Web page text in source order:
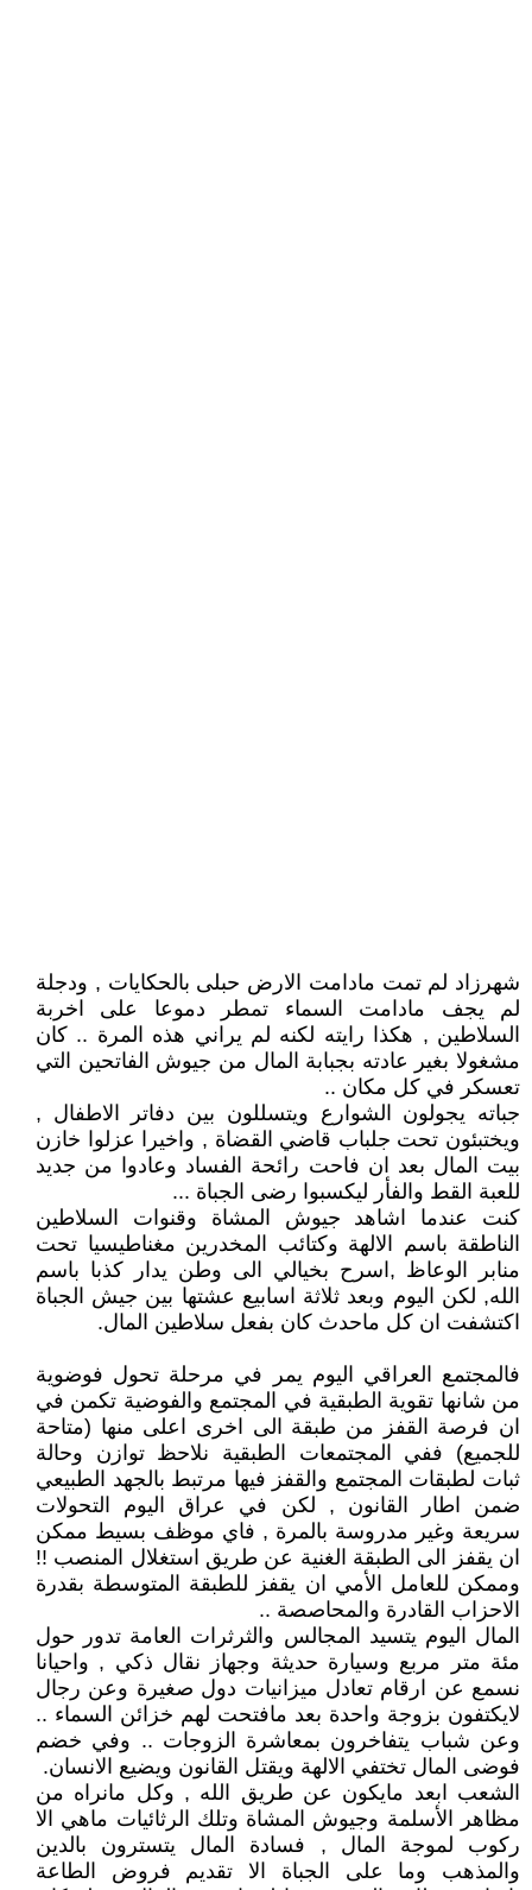
شهرزاد لم تمت مادامت الارض حبلى بالحكايات , ودجلة
لم يجف مادامت السماء تمطر دموعا على اخربة
السلاطين , هكذا رايته لكنه لم يراني هذه المرة .. كان
مشغولا بغير عادته بجبابة المال من جيوش الفاتحين التي
تعسكر في كل مكان ..
جباته يجولون الشوارع ويتسللون بين دفاتر الاطفال ,
ويختبئون تحت جلباب قاضي القضاة , واخيرا عزلوا خازن
بيت المال بعد ان فاحت رائحة الفساد وعادوا من جديد
للعبة القط والفأر ليكسبوا رضى الجباة ...
كنت عندما اشاهد جيوش المشاة وقنوات السلاطين
الناطقة باسم الالهة وكتائب المخدرين مغناطيسيا تحت
منابر الوعاظ ,اسرح بخيالي الى وطن يدار كذبا باسم
الله, لكن اليوم وبعد ثلاثة اسابيع عشتها بين جيش الجباة
اكتشفت ان كل ماحدث كان بفعل سلاطين المال.
فالمجتمع العراقي اليوم يمر في مرحلة تحول فوضوية
من شانها تقوية الطبقية في المجتمع والفوضية تكمن في
ان فرصة القفز من طبقة الى اخرى اعلى منها (متاحة
للجميع) ففي المجتمعات الطبقية نلاحظ توازن وحالة
ثبات لطبقات المجتمع والقفز فيها مرتبط بالجهد الطبيعي
ضمن اطار القانون , لكن في عراق اليوم التحولات
سريعة وغير مدروسة بالمرة , فاي موظف بسيط ممكن
ان يقفز الى الطبقة الغنية عن طريق استغلال المنصب !!
وممكن للعامل الأمي ان يقفز للطبقة المتوسطة بقدرة
الاحزاب القادرة والمحاصصة ..
المال اليوم يتسيد المجالس والثرثرات العامة تدور حول
مئة متر مربع وسيارة حديثة وجهاز نقال ذكي , واحيانا
نسمع عن ارقام تعادل ميزانيات دول صغيرة وعن رجال
لايكتفون بزوجة واحدة بعد مافتحت لهم خزائن السماء ..
وعن شباب يتفاخرون بمعاشرة الزوجات .. وفي خضم
فوضى المال تختفي الالهة ويقتل القانون ويضيع الانسان.
الشعب ابعد مايكون عن طريق الله , وكل مانراه من
مظاهر الأسلمة وجيوش المشاة وتلك الرثائيات ماهي الا
ركوب لموجة المال , فسادة المال يتسترون بالدين
والمذهب وما على الجباة الا تقديم فروض الطاعة